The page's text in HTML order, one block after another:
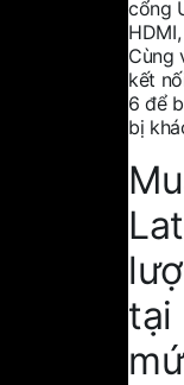
cổng
Cùng
kết
6 để
bị
tại